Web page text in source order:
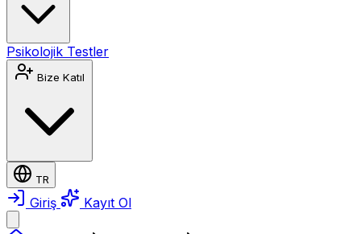
Psikolojik Testler
Bize Katıl
TR
Giriş Kayıt Ol